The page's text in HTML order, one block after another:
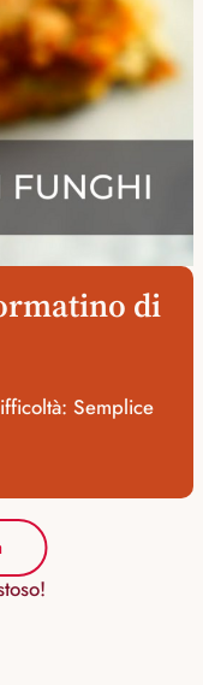
di
Semplice